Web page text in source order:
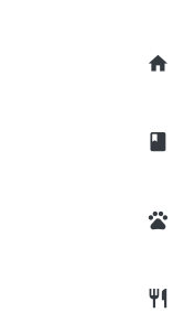
home
class
pets
restaurant